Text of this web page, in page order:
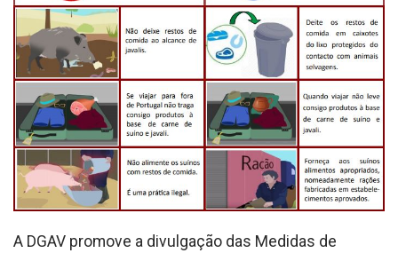
A DGAV promove a divulgação das Medidas de